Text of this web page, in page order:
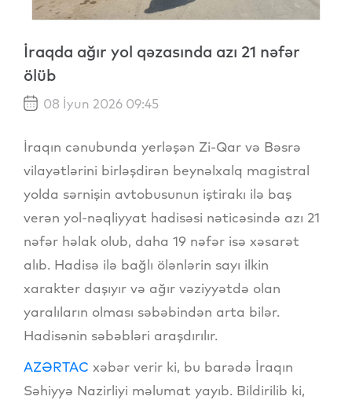
İraqda ağır yol qəzasında azı 21 nəfər
ölüb
08 İyun 2026 09:45
İraqın cənubunda yerləşən Zi-Qar və Bəsrə
vilayətlərini birləşdirən beynəlxalq magistral
yolda sərnişin avtobusunun iştirakı ilə baş
verən yol-nəqliyyat hadisəsi nəticəsində azı 21
nəfər həlak olub, daha 19 nəfər isə xəsarət
alıb. Hadisə ilə bağlı ölənlərin sayı ilkin
xarakter daşıyır və ağır vəziyyətdə olan
yaralıların olması səbəbindən arta bilər.
Hadisənin səbəbləri araşdırılır.
AZƏRTAC xəbər verir ki, bu barədə İraqın
Səhiyyə Nazirliyi məlumat yayıb. Bildirilib ki,